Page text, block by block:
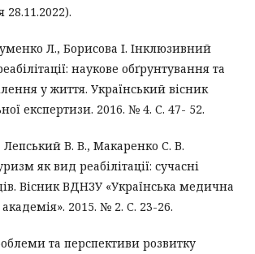
Л., Борисова І. Iнклюзивний
наукове обґрунтування та
у життя. Український вісник
експертизи. 2016. № 4. С. 47- 52.
В. В., Макаренко С. В.
як вид реабілітації: сучасні
Вісник ВДНЗУ «Українська медична
2015. № 2. C. 23-26.
та перспективи розвитку